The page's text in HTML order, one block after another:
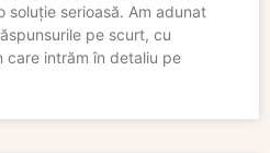
soluție serioasă. Am adunat
pe scurt, cu
care intrăm în detaliu pe